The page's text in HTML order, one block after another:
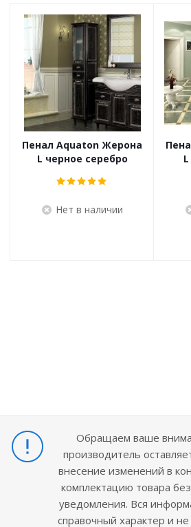
Пенал Aquaton Жерона
L черное серебро
Нет в наличии
Обращаем ваше
производитель
внесение изменений в
комплектацию товара
уведомления. Вся
справочный характер и